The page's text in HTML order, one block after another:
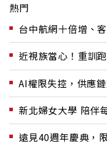
熱門
台中航網十倍增、
近視族當心！重訓
AI權限失控，供應
新北婦女大學 陪伴
遠見40週年慶典，